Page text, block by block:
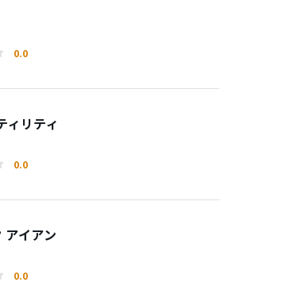
0.0
ィリティ
0.0
アイアン
0.0